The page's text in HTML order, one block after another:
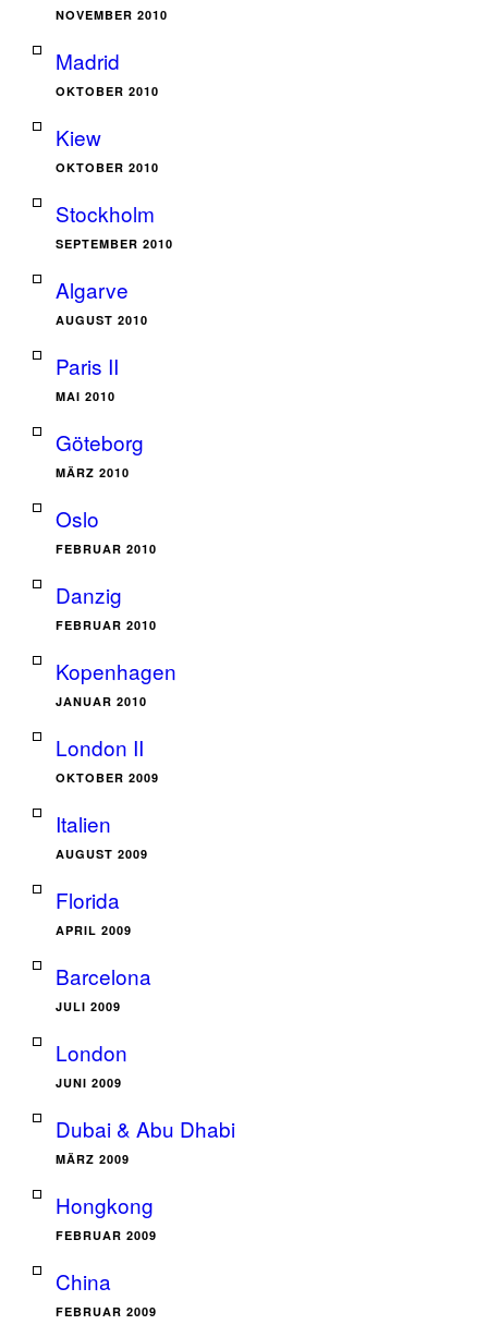
NOVEMBER 2010
Madrid
OKTOBER 2010
Kiew
OKTOBER 2010
Stockholm
SEPTEMBER 2010
Algarve
AUGUST 2010
Paris II
MAI 2010
Göteborg
MÄRZ 2010
Oslo
FEBRUAR 2010
Danzig
FEBRUAR 2010
Kopenhagen
JANUAR 2010
London II
OKTOBER 2009
Italien
AUGUST 2009
Florida
APRIL 2009
Barcelona
JULI 2009
London
JUNI 2009
Dubai & Abu Dhabi
MÄRZ 2009
Hongkong
FEBRUAR 2009
China
FEBRUAR 2009